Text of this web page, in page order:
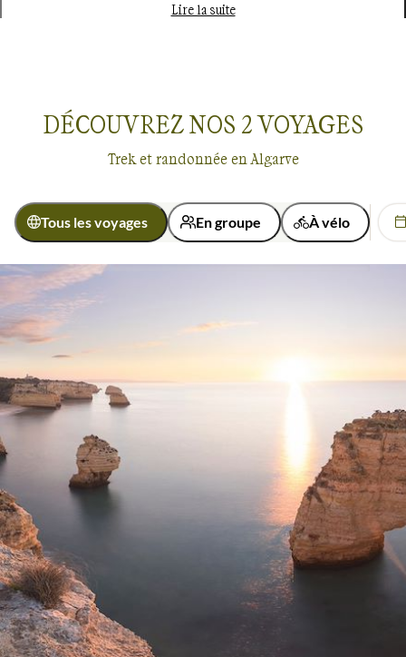
97% de satisfaction
côtières escarpées, ses falaises de calcaire et ses plages de
de la culture portugaise dans les villes historiques de Lagos
Guide de voyage Algarve
Lire la suite
DÉCOUVREZ NOS 2VOYAGES
Trek et randonnée en Algarve
Tous les voyages En groupe À vélo
Activité
Randonnée
Budget
De 1 250 à 2 000 $CAD
Plus de 3 000 $CAD
Environnement
Bord de mer et îles Forêts, collines, rivières et lacs